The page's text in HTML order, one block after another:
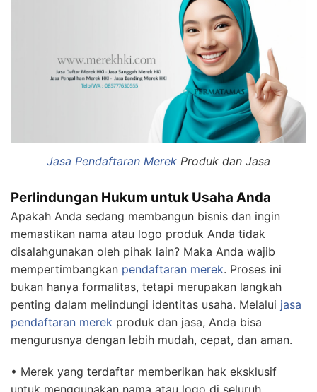
Jasa Pendaftaran Merek Produk dan Jasa
Perlindungan Hukum untuk Usaha Anda
Apakah Anda sedang membangun bisnis dan ingin
memastikan nama atau logo produk Anda tidak
disalahgunakan oleh pihak lain? Maka Anda wajib
mempertimbangkan pendaftaran merek. Proses ini
bukan hanya formalitas, tetapi merupakan langkah
penting dalam melindungi identitas usaha. Melalui jasa
pendaftaran merek produk dan jasa, Anda bisa
mengurusnya dengan lebih mudah, cepat, dan aman.
• Merek yang terdaftar memberikan hak eksklusif